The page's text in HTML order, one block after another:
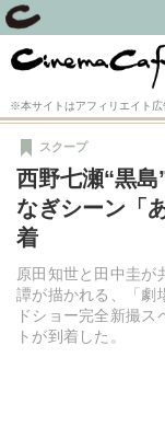
※本サイトはアフィリエイト
西野七瀬“黒島
なぎシーン「
着
原田知世と田中圭が
譚が描かれる、「劇
ドショー完全新撮
トが到着した。
スクープ